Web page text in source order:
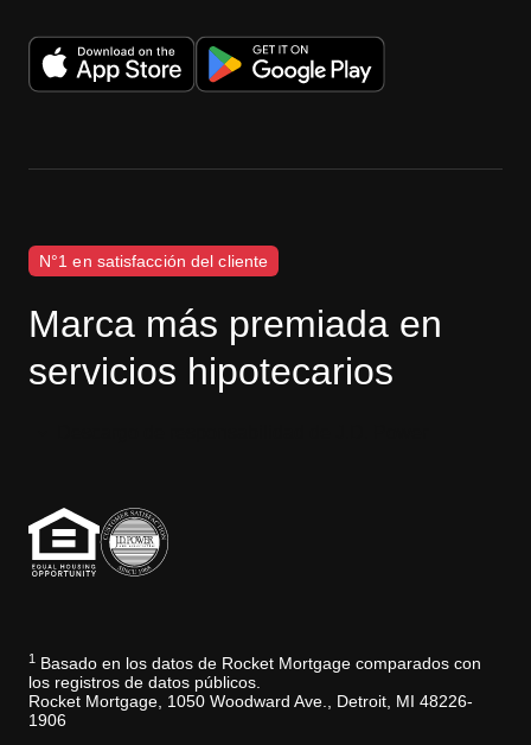
N°1 en satisfacción del cliente
Marca más premiada en
servicios hipotecarios
1
Basado en los datos de Rocket Mortgage comparados con
los registros de datos públicos.
Rocket Mortgage, 1050 Woodward Ave., Detroit, MI 48226-
1906